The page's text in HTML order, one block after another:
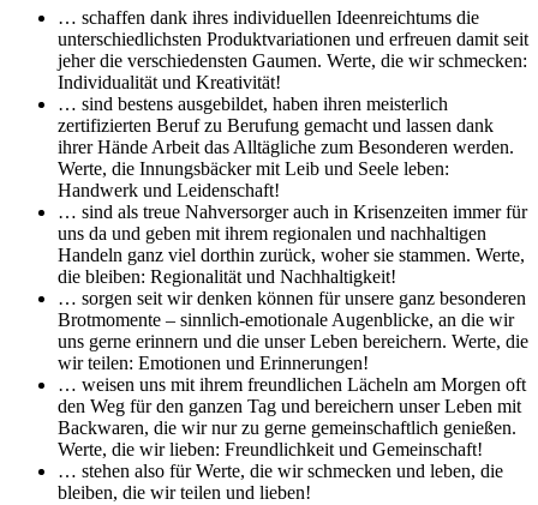
… schaffen dank ihres individuellen Ideenreichtums die
unterschiedlichsten Produktvariationen und erfreuen damit seit
jeher die verschiedensten Gaumen. Werte, die wir schmecken:
Individualität und Kreativität!
… sind bestens ausgebildet, haben ihren meisterlich
zertifizierten Beruf zu Berufung gemacht und lassen dank
ihrer Hände Arbeit das Alltägliche zum Besonderen werden.
Werte, die Innungsbäcker mit Leib und Seele leben:
Handwerk und Leidenschaft!
… sind als treue Nahversorger auch in Krisenzeiten immer für
uns da und geben mit ihrem regionalen und nachhaltigen
Handeln ganz viel dorthin zurück, woher sie stammen. Werte,
die bleiben: Regionalität und Nachhaltigkeit!
… sorgen seit wir denken können für unsere ganz besonderen
Brotmomente – sinnlich-emotionale Augenblicke, an die wir
uns gerne erinnern und die unser Leben bereichern. Werte, die
wir teilen: Emotionen und Erinnerungen!
… weisen uns mit ihrem freundlichen Lächeln am Morgen oft
den Weg für den ganzen Tag und bereichern unser Leben mit
Backwaren, die wir nur zu gerne gemeinschaftlich genießen.
Werte, die wir lieben: Freundlichkeit und Gemeinschaft!
… stehen also für Werte, die wir schmecken und leben, die
bleiben, die wir teilen und lieben!